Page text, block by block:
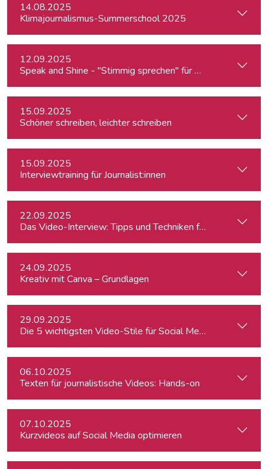
14.08.2025
Klimajournalismus-Summerschool 2025
12.09.2025
Speak and Shine - "Stimmig sprechen" für Podcast,
15.09.2025
Schöner schreiben, leichter schreiben
15.09.2025
Interviewtraining für Journalist:innen
22.09.2025
Das Video-Interview: Tipps und Techniken für TV und Web
24.09.2025
Kreativ mit Canva – Grundlagen
29.09.2025
Die 5 wichtigsten Video-Stile für Social Media - Linz
06.10.2025
Texten für journalistische Videos: Hands-on
07.10.2025
Kurzvideos auf Social Media optimieren